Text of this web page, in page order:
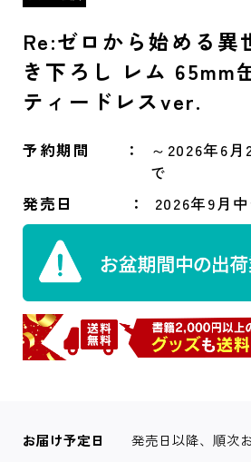
Re:ゼロから始める異
き下ろし レム 65mm
ティードレスver.
予約期間
～2026年6
で
発売日
2026年9月
お届け予定日 発売日以降、順次